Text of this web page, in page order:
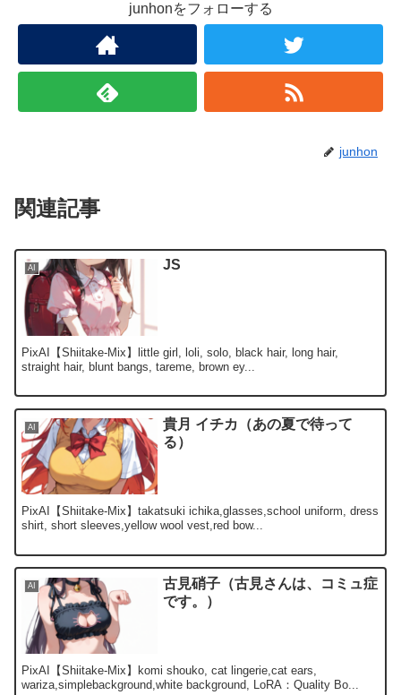
junhonをフォローする
junhon
関連記事
AI JS
PixAI【Shiitake-Mix】little girl, loli, solo, black hair, long hair,
straight hair, blunt bangs, tareme, brown ey...
AI
貴月 イチカ（あの夏で待って
る）
PixAI【Shiitake-Mix】takatsuki ichika,glasses,school uniform, dress
shirt, short sleeves,yellow wool vest,red bow...
AI
古見硝子（古見さんは、コミュ症
です。）
PixAI【Shiitake-Mix】komi shouko, cat lingerie,cat ears,
wariza,simplebackground,white background, LoRA：Quality Bo...